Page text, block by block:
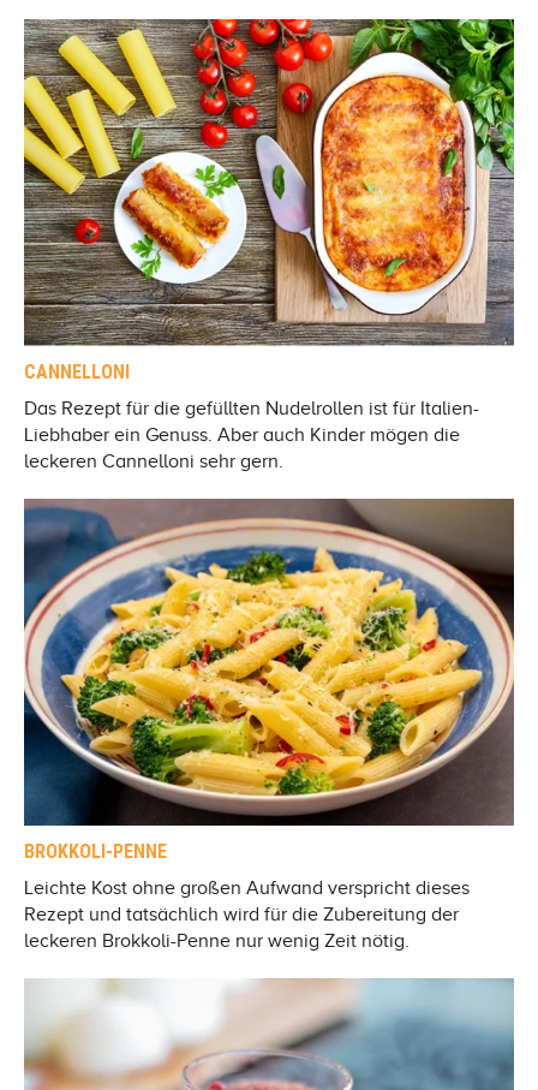
CANNELLONI
Das Rezept für die gefüllten Nudelrollen ist für Italien-
Liebhaber ein Genuss. Aber auch Kinder mögen die
leckeren Cannelloni sehr gern.
BROKKOLI-PENNE
Leichte Kost ohne großen Aufwand verspricht dieses
Rezept und tatsächlich wird für die Zubereitung der
leckeren Brokkoli-Penne nur wenig Zeit nötig.